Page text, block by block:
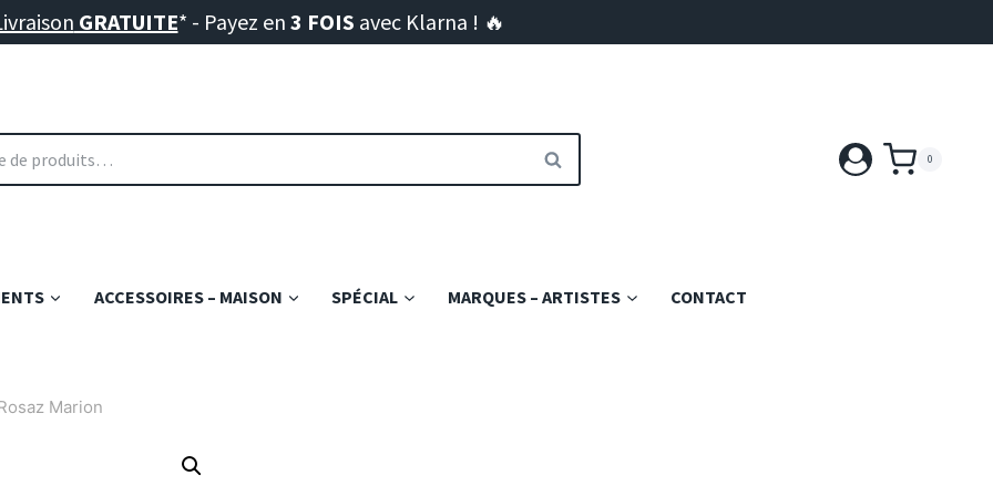
GRATUITE* - Payez en 3 FOIS avec Klarna ! 🔥
RECHERCHE 0
ACCESSOIRES – MAISON SPÉCIAL MARQUES – ARTISTES CONTACT
Marion